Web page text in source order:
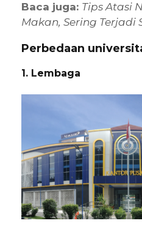
Baca juga: Tips Atasi
Makan, Sering Terjadi
Perbedaan
1. Lembaga